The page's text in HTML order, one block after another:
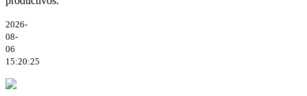
2026-
08-
06
15:20:25